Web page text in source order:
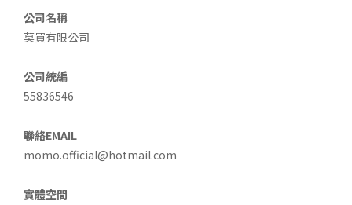
公司名稱
莫買有限公司
公司統編
55836546
聯絡EMAIL
momo.official@hotmail.com
實體空間